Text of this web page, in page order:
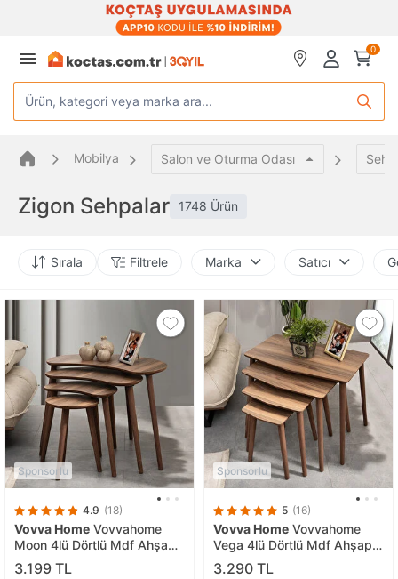
0
Ürün, kategori veya marka ara...
Mobilya Salon ve Oturma Odası
Zigon Sehpalar 1748 Ürün
Sırala Filtrele Marka Satıcı
Sponsorlu
4.9 (18)
Vovva Home Vovvahome
Moon 4lü Dörtlü Mdf Ahşap
Zi̇gon Sehpa - Cevi̇z
3.199 TL
Sponsorlu
5 (16)
Vovva Home Vovvahome
Vega 4lü Dörtlü Mdf Ahşap
Zi̇gon Sehpa - Cevi̇z
3.290 TL